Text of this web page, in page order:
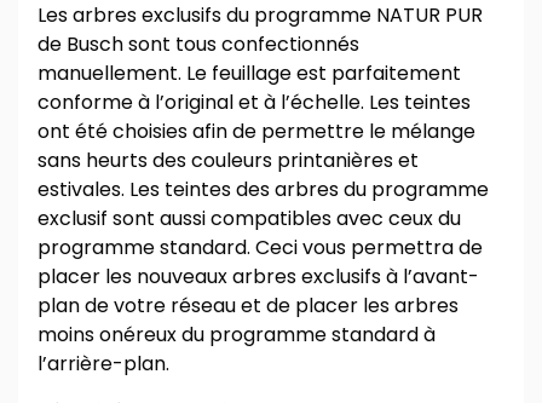
Les arbres exclusifs du programme NATUR PUR
de Busch sont tous confectionnés
manuellement. Le feuillage est parfaitement
conforme à l’original et à l’échelle. Les teintes
ont été choisies afin de permettre le mélange
sans heurts des couleurs printanières et
estivales. Les teintes des arbres du programme
exclusif sont aussi compatibles avec ceux du
programme standard. Ceci vous permettra de
placer les nouveaux arbres exclusifs à l’avant-
plan de votre réseau et de placer les arbres
moins onéreux du programme standard à
l’arrière-plan.